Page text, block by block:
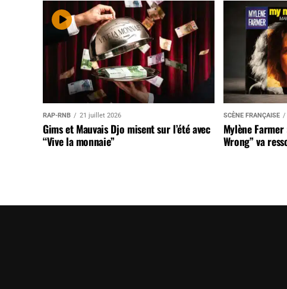
RAP-RNB 21 juillet 2026
Gims et Mauvais Djo misent sur l’été avec
“Vive la monnaie”
SCÈNE FRANÇAISE
Mylène
Wrong” va